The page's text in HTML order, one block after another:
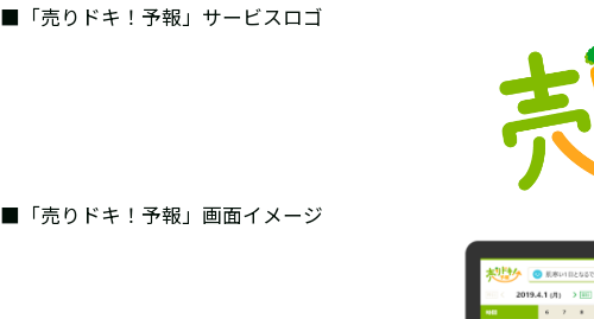
■「売りドキ！予報」サービスロゴ
■「売りドキ！予報」画面イメージ